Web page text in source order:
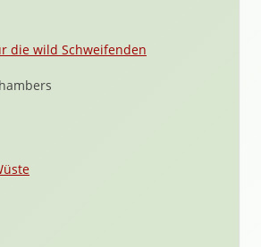
die wild Schweifenden